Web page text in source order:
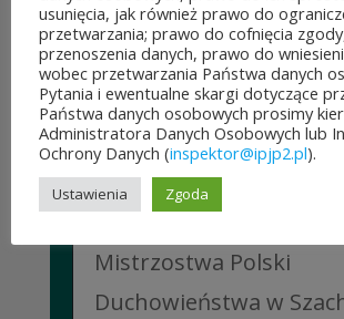
DUCHOWIEŃSTWA W SZACHACH
KLASYCZNYCH.
10 lipca&7b19p;2026
W dniach 6–10 lipca
Collegium Marianum w
Pelplinie odbyły się
Mistrzostwa Polski
Duchowieństwa w
usunięcia, jak również prawo do
przetwarzania; prawo do cofnięcia
przenoszenia danych, prawo do
wobec przetwarzania Państwa danych
Pytania i ewentualne skargi dotyczące
Państwa danych osobowych prosimy
Administratora Danych Osobowych lub
Ochrony Danych (inspektor@ipjp2.pl).
Ustawienia Zgoda